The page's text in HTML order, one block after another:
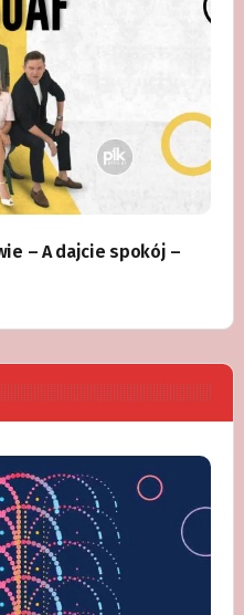
– A dajcie spokój –